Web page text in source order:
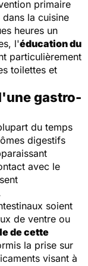
primaire
la cuisine
heures un
l'éducation du
particulièrement
toilettes et
gastro-
du temps
digestifs
avec le
soient
de ventre ou
de cette
la prise sur
visant à